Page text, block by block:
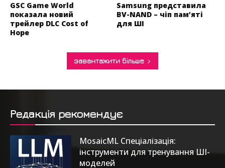
GSC Game World
показала новий
трейлер DLC Cost of
Hope
Samsung представила
BV-NAND – чіп пам’яті
для ШІ
завантажити більше
Редакція рекомендує
MosaicML Спеціалізація:
інструменти для тренування ШІ-
моделей